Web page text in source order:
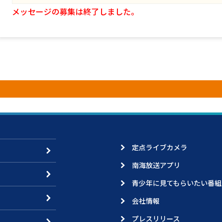
メッセージの募集は終了しました。
定点ライブカメラ
南海放送アプリ
青少年に見てもらいたい番組
会社情報
プレスリリース